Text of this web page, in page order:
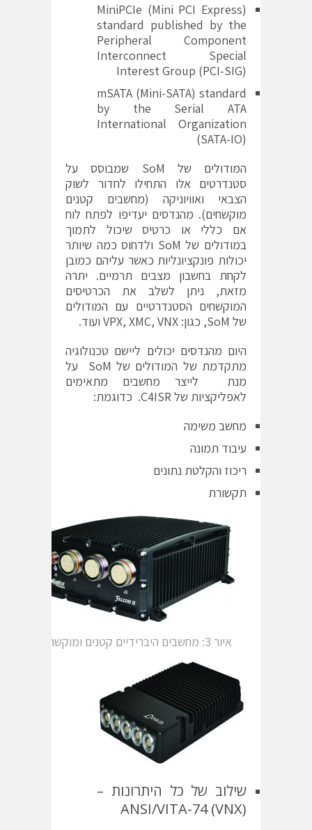
MiniPCIe (Mini PCI Express)
standard published by the
Peripheral Component
Interconnect Special
Interest Group (PCI-SIG)
mSATA (Mini-SATA) standard
by the Serial ATA
International Organization
(SATA-IO)
המודולים של SoM שמבוסס על
סטנדרטים אלו התחילו לחדור לשוק
הצבאי ואוויוניקה (מחשבים קטנים
מוקשחים). מהנדסים יעדיפו לפתח לוח
אם כללי או כרטיס שיכול לתמוך
במודולים של SoM ולדחוס כמה שיותר
יכולות פונקציונליות כאשר עליהם כמובן
לקחת בחשבון מצבים תרמיים. יתרה
מזאת, ניתן לשלב את הכרטיסים
המוקשחים הסטנדרטיים עם המודולים
של SoM, כגון: VPX, XMC, VNX ועוד.
היום מהנדסים יכולים ליישם טכנולוגיה
מתקדמת של המודולים של SoM על
מנת לייצר מחשבים מתאימים
לאפליקציות של C4ISR. כדוגמת:
מחשב משימה
עיבוד תמונה
ריכוז והקלטת נתונים
תקשורת
איור 3: מחשבים היברידיים קטנים ומוקשחים
שילוב של כל היתרונות –
ANSI/VITA-74 (VNX)